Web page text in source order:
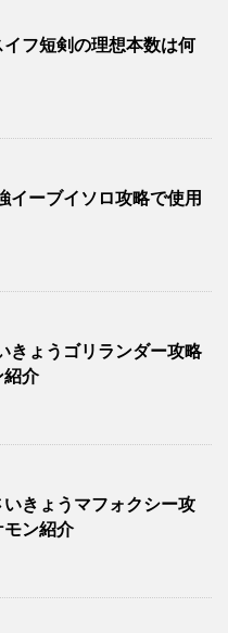
フ短剣の理想本数は何
イーブイソロ攻略で使用
きょうゴリランダー攻略
紹介
きょうマフォクシー攻
モン紹介